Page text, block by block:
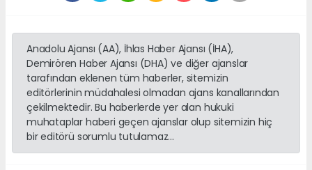
Anadolu Ajansı (AA), İhlas Haber Ajansı (İHA),
Demirören Haber Ajansı (DHA) ve diğer ajanslar
tarafından eklenen tüm haberler, sitemizin
editörlerinin müdahalesi olmadan ajans kanallarından
çekilmektedir. Bu haberlerde yer alan hukuki
muhataplar haberi geçen ajanslar olup sitemizin hiç
bir editörü sorumlu tutulamaz...